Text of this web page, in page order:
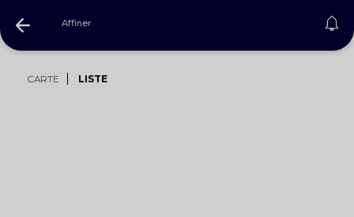
Affiner
CARTE LISTE